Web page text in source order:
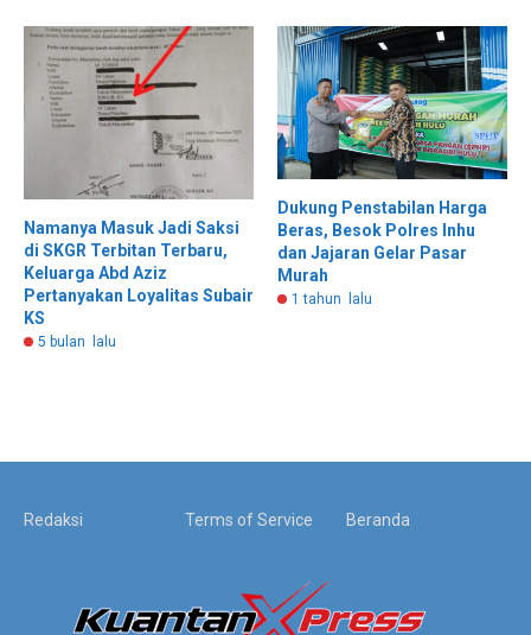
Namanya Masuk Jadi Saksi
di SKGR Terbitan Terbaru,
Keluarga Abd Aziz
Pertanyakan Loyalitas Subair
KS
5 bulan lalu
Dukung Penstabilan Harga
Beras, Besok Polres Inhu
dan Jajaran Gelar Pasar
Murah
1 tahun lalu
Redaksi Terms of Service Beranda